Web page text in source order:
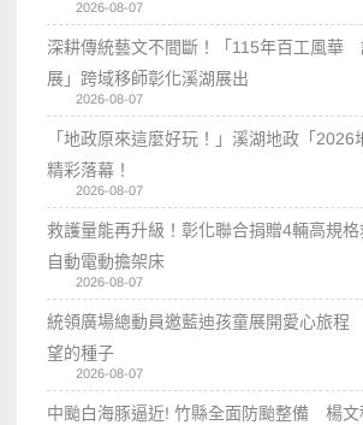
2026-08-07
深耕傳統藝文不間斷！「115年百工風華
展」跨域移師彰化溪湖展出
2026-08-07
「地政原來這麼好玩！」溪湖地政「2026
精彩落幕！
2026-08-07
救護量能再升級！彰化聯合捐贈4輛高規
自動電動擔架床
2026-08-07
統領廣場總動員邀藍迪孩童展開愛心旅
望的種子
2026-08-07
中颱白海豚逼近! 竹縣全面防颱整備 楊文